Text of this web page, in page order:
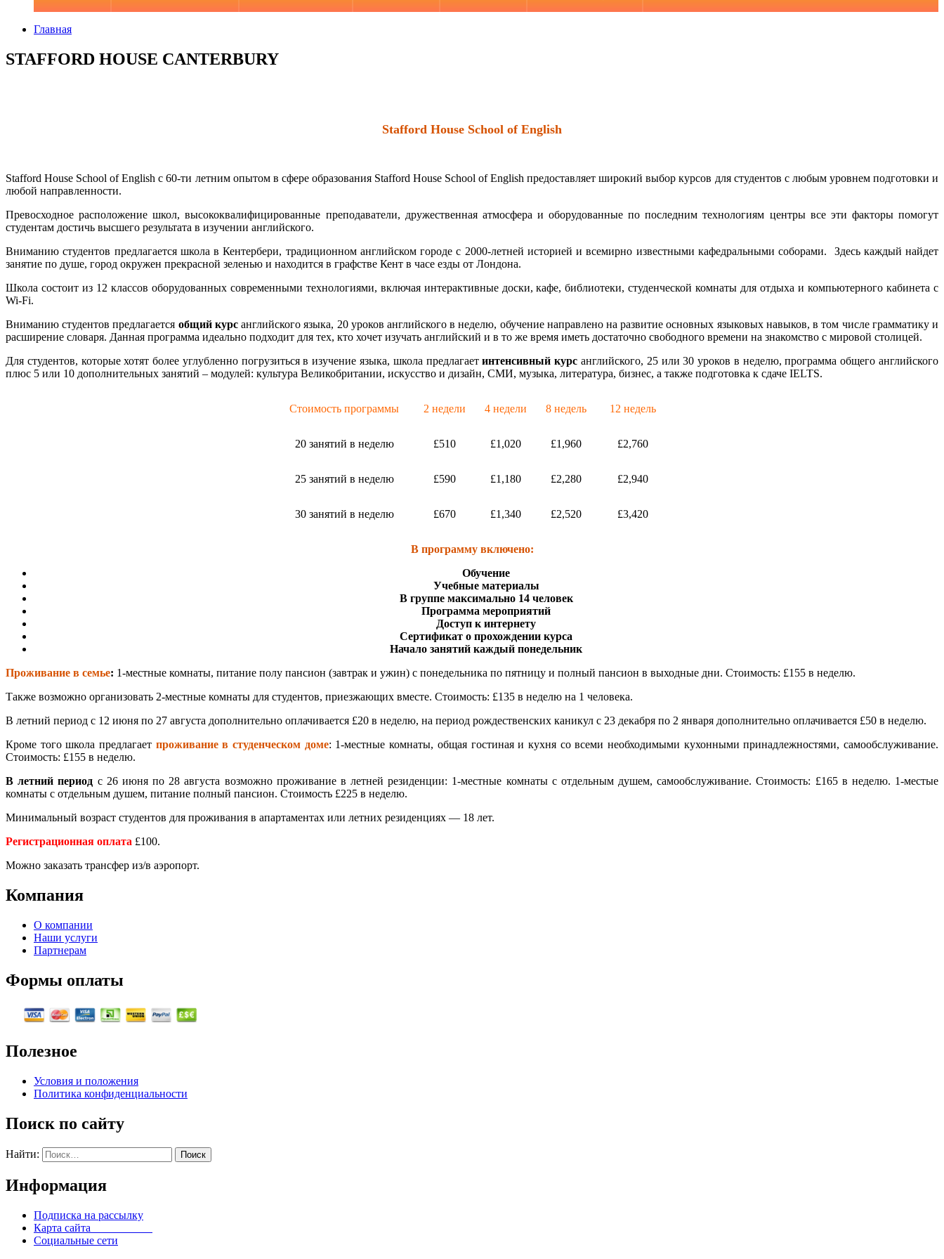
Главная
STAFFORD HOUSE CANTERBURY
Stafford House School of English
Stafford House School of English с 60-ти летним опытом в сфере образования Stafford House School of English предоставляет широкий выбор курсов для студентов с любым уровнем подготовки и
любой направленности.
Превосходное расположение школ, высококвалифицированные преподаватели, дружественная атмосфера и оборудованные по последним технологиям центры все эти факторы помогут
студентам достичь высшего результата в изучении английского.
Вниманию студентов предлагается школа в Кентербери, традиционном английском городе с 2000-летней историей и всемирно известными кафедральными соборами. Здесь каждый найдет
занятие по душе, город окружен прекрасной зеленью и находится в графстве Кент в часе езды от Лондона.
Школа состоит из 12 классов оборудованных современными технологиями, включая интерактивные доски, кафе, библиотеки, студенческой комнаты для отдыха и компьютерного кабинета с
Wi-Fi.
Вниманию студентов предлагается общий курсанглийского языка, 20 уроков английского в неделю, обучение направлено на развитие основных языковых навыков, в том числе грамматику и
расширение словаря. Данная программа идеально подходит для тех, кто хочет изучать английский и в то же время иметь достаточно свободного времени на знакомство с мировой столицей.
Для студентов, которые хотят более углубленно погрузиться в изучение языка, школа предлагаетинтенсивный курс английского, 25 или 30 уроков в неделю, программа общего английского
плюс 5 или 10 дополнительных занятий – модулей: культура Великобритании, искусство и дизайн, СМИ, музыка, литература, бизнес, а также подготовка к сдаче IELTS.
Стоимость программы 2 недели 4 недели 8 недель 12 недель
20 занятий в неделю £510 £1,020 £1,960 £2,760
25 занятий в неделю £590 £1,180 £2,280 £2,940
30 занятий в неделю £670 £1,340 £2,520 £3,420
В программу включено:
Обучение
Учебные материалы
В группе максимально 14 человек
Программа мероприятий
Доступ к интернету
Сертификат о прохождении курса
Начало занятий каждый понедельник
Проживание в семье: 1-местные комнаты, питание полу пансион (завтрак и ужин) с понедельника по пятницу и полный пансион в выходные дни. Стоимость: £155 в неделю.
Также возможно организовать 2-местные комнаты для студентов, приезжающих вместе. Стоимость: £135 в неделю на 1 человека.
В летний период с 12 июня по 27 августа дополнительно оплачивается £20 в неделю, на период рождественских каникул с 23 декабря по 2 января дополнительно оплачивается £50 в неделю.
Кроме того школа предлагает проживание в студенческом доме: 1-местные комнаты, общая гостиная и кухня со всеми необходимыми кухонными принадлежностями, самообслуживание.
Стоимость: £155 в неделю.
В летний период с 26 июня по 28 августа возможно проживание в летней резиденции: 1-местные комнаты с отдельным душем, самообслуживание. Стоимость: £165 в неделю. 1-местые
комнаты с отдельным душем, питание полный пансион. Стоимость £225 в неделю.
Минимальный возраст студентов для проживания в апартаментах или летних резиденциях — 18 лет.
Регистрационная оплата £100.
Можно заказать трансфер из/в аэропорт.
Компания
О компании
Наши услуги
Партнерам
Формы оплаты
Полезное
Условия и положения
Политика конфиденциальности
Поиск по сайту
Найти:
Информация
Подписка на рассылку
Карта сайта
Социальные сети